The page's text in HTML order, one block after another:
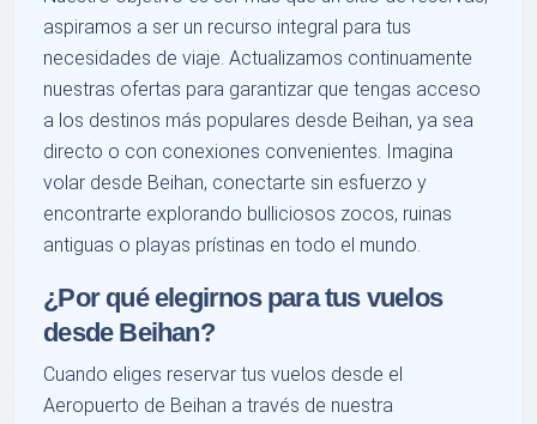
aspiramos a ser un recurso integral para tus
necesidades de viaje. Actualizamos continuamente
nuestras ofertas para garantizar que tengas acceso
a los destinos más populares desde Beihan, ya sea
directo o con conexiones convenientes. Imagina
volar desde Beihan, conectarte sin esfuerzo y
encontrarte explorando bulliciosos zocos, ruinas
antiguas o playas prístinas en todo el mundo.
¿Por qué elegirnos para tus vuelos
desde Beihan?
Cuando eliges reservar tus vuelos desde el
Aeropuerto de Beihan a través de nuestra